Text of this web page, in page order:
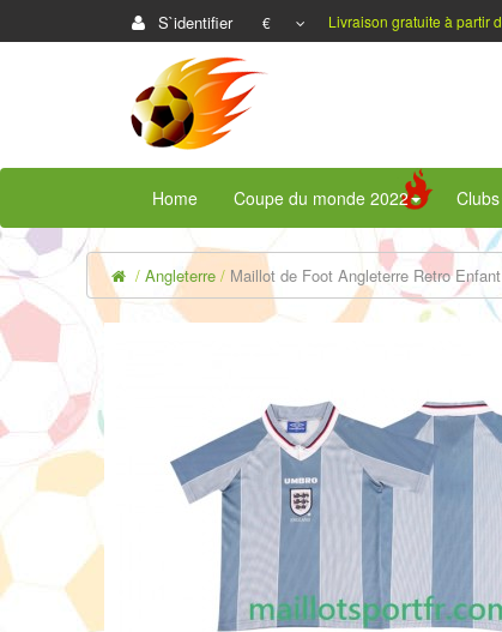
S`identifier € Livraison gratuite à partir
Home Coupe du monde 2022 Clubs
Angleterre Maillot de Foot Angleterre Retro